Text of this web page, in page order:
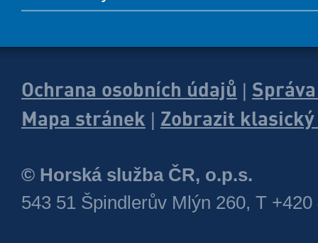
Ochrana osobních údajů
Mapa stránek
Zobrazit
© Horská služba ČR, o.p.s.
543 51 Špindlerův Mlýn 260, T +420